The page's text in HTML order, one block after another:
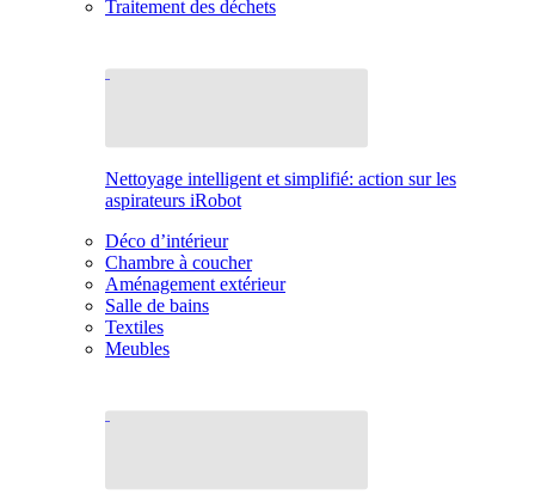
Traitement des déchets
Nettoyage intelligent et simplifié: action sur les
aspirateurs iRobot
Déco d’intérieur
Chambre à coucher
Aménagement extérieur
Salle de bains
Textiles
Meubles